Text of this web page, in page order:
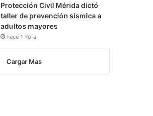
Protección Civil Mérida dictó
taller de prevención sísmica a
adultos mayores
hace 1 hora
Cargar Mas